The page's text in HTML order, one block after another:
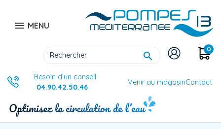
 MENU

0
Besoin d’un conseil
04.90.42.50.46
Venir au magasinContact